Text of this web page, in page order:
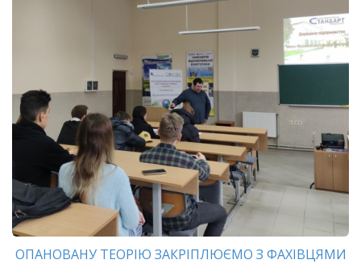
ОПАНОВАНУ ТЕОРІЮ ЗАКРІПЛЮЄМО З ФАХІВЦЯМИ